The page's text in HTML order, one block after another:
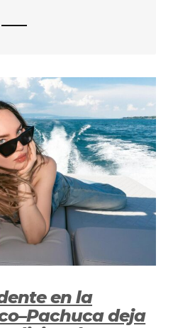
en la
deja